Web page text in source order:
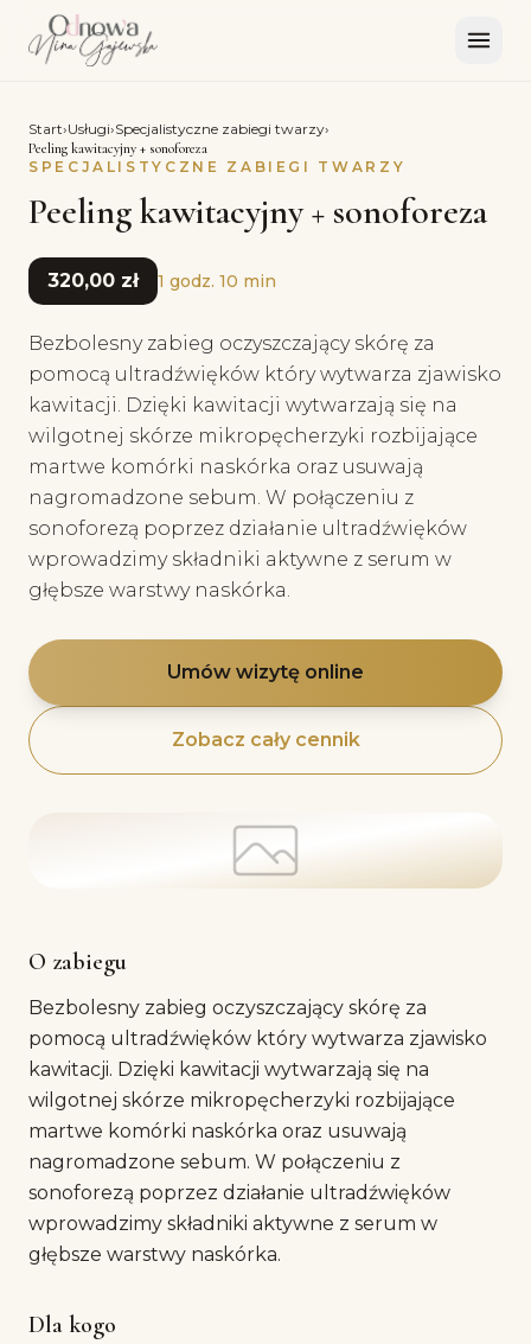
Start›Usługi›Specjalistyczne zabiegi twarzy›
Peeling kawitacyjny + sonoforeza
SPECJALISTYCZNE ZABIEGI TWARZY
Peeling kawitacyjny + sonoforeza
320,00 zł 1 godz. 10 min
Bezbolesny zabieg oczyszczający skórę za
pomocą ultradźwięków który wytwarza zjawisko
kawitacji. Dzięki kawitacji wytwarzają się na
wilgotnej skórze mikropęcherzyki rozbijające
martwe komórki naskórka oraz usuwają
nagromadzone sebum. W połączeniu z
sonoforezą poprzez działanie ultradźwięków
wprowadzimy składniki aktywne z serum w
głębsze warstwy naskórka.
Umów wizytę online
Zobacz cały cennik
O zabiegu
Bezbolesny zabieg oczyszczający skórę za
pomocą ultradźwięków który wytwarza zjawisko
kawitacji. Dzięki kawitacji wytwarzają się na
wilgotnej skórze mikropęcherzyki rozbijające
martwe komórki naskórka oraz usuwają
nagromadzone sebum. W połączeniu z
sonoforezą poprzez działanie ultradźwięków
wprowadzimy składniki aktywne z serum w
głębsze warstwy naskórka.
Dla kogo